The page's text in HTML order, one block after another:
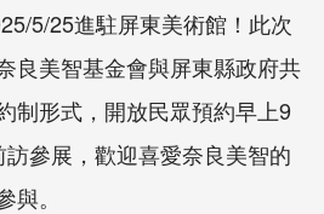
5/25進駐屏東美術館！此次
良美智基金會與屏東縣政府共
制形式，開放民眾預約早上9
參展，歡迎喜愛奈良美智的
。